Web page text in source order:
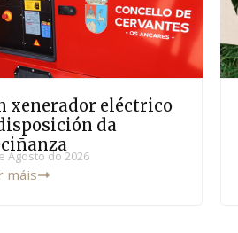
xenerador eléctrico
da
Agosto do 2026
máis